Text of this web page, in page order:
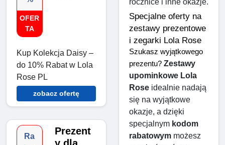
OFER
TA
Kup Kolekcja Daisy –
do 10% Rabat w Lola
Rose PL
zobacz ofertę
Ra
Prezent
rocznice i inne okazje.
Specjalne oferty na
zestawy prezentowe
i zegarki Lola Rose
Szukasz wyjątkowego
prezentu? Zestawy
upominkowe Lola
Rose idealnie nadają
się na wyjątkowe
okazje, a dzięki
specjalnym kodom
rabatowym możesz